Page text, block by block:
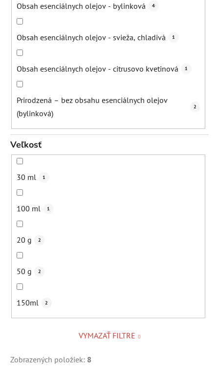
Obsah esenciálnych olejov - bylinková 4
Obsah esenciálnych olejov - svieža, chladivá 1
Obsah esenciálnych olejov - citrusovo kvetinová 1
Prirodzená – bez obsahu esenciálnych olejov
(bylinková)
2
Veľkosť
30 ml 1
100 ml 1
20 g 2
50 g 2
150ml 2
VYMAZAŤ FILTRE
Zobrazených položiek: 8